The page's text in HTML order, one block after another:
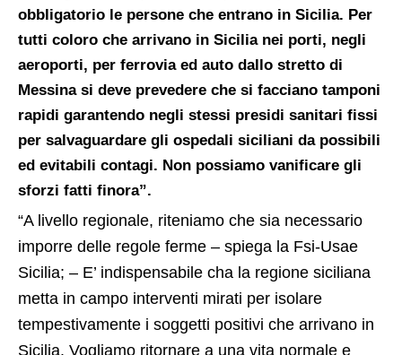
obbligatorio le persone che entrano in Sicilia. Per
tutti coloro che arrivano in Sicilia nei porti, negli
aeroporti, per ferrovia ed auto dallo stretto di
Messina si deve prevedere che si facciano tamponi
rapidi garantendo negli stessi presidi sanitari fissi
per salvaguardare gli ospedali siciliani da possibili
ed evitabili contagi. Non possiamo vanificare gli
sforzi fatti finora”.
“A livello regionale, riteniamo che sia necessario
imporre delle regole ferme – spiega la Fsi-Usae
Sicilia; – E’ indispensabile cha la regione siciliana
metta in campo interventi mirati per isolare
tempestivamente i soggetti positivi che arrivano in
Sicilia. Vogliamo ritornare a una vita normale e